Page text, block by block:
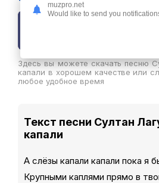
Здесь вы можете скачать песню
капали в хорошем качестве или
любое удобное время
Текст песни Султан
капали
А слёзы капали капали пока я
Крупными каплями прямо в
muzpro.net
Would like to send you